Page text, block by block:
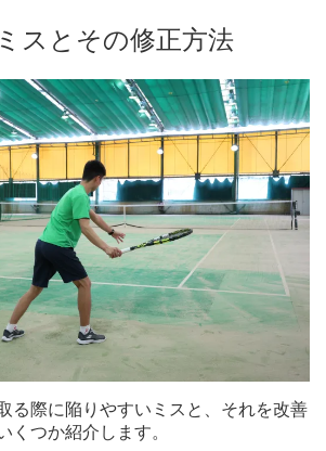
スとその修正方法
る際に陥りやすいミスと、それを改善
くつか紹介します。